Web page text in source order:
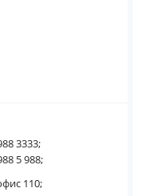
110;
3333;
5 988;